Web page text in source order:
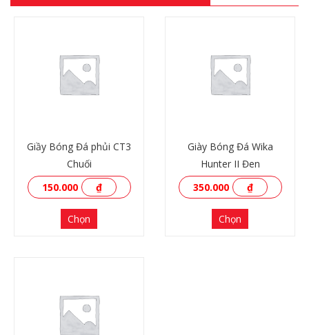
XEM THÊM
Giầy Bóng Đá phủi CT3
Chuối
150.000
₫
Chọn
Giày Bóng Đá Wika
Hunter II Đen
350.000
₫
Chọn